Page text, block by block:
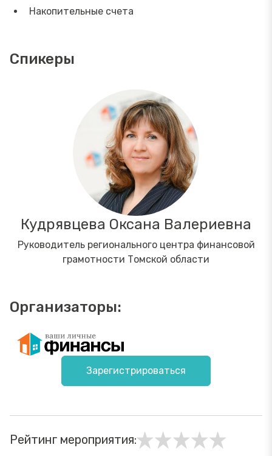
Накопительные счета
Спикеры
Кудрявцева Оксана Валериевна
Руководитель регионального центра финансовой
грамотности Томской области
Организаторы:
Зарегистрироваться
Рейтинг мероприятия: